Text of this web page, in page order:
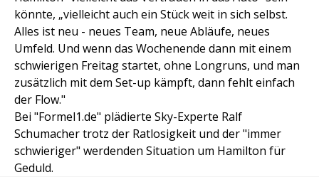
könnte, „vielleicht auch ein Stück weit in sich selbst.
Alles ist neu - neues Team, neue Abläufe, neues
Umfeld. Und wenn das Wochenende dann mit einem
schwierigen Freitag startet, ohne Longruns, und man
zusätzlich mit dem Set-up kämpft, dann fehlt einfach
der Flow."
Bei "Formel1.de" plädierte Sky-Experte Ralf
Schumacher trotz der Ratlosigkeit und der "immer
schwieriger" werdenden Situation um Hamilton für
Geduld.